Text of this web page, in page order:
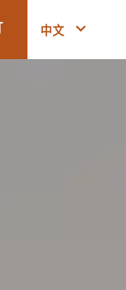
中文